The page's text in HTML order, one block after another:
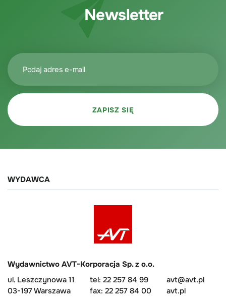
Newsletter
WYDAWCA
Wydawnictwo AVT-Korporacja Sp. z o.o.
ul. Leszczynowa 11
03-197 Warszawa
tel: 22 257 84 99
fax: 22 257 84 00
avt@avt.pl
avt.pl